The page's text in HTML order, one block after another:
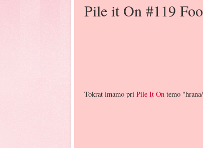
Pile it On #119
Tokrat imamo pri Pile It On temo